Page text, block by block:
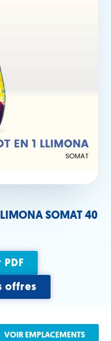
SOMAT 40
offres
VOIR EMPLACEMENTS